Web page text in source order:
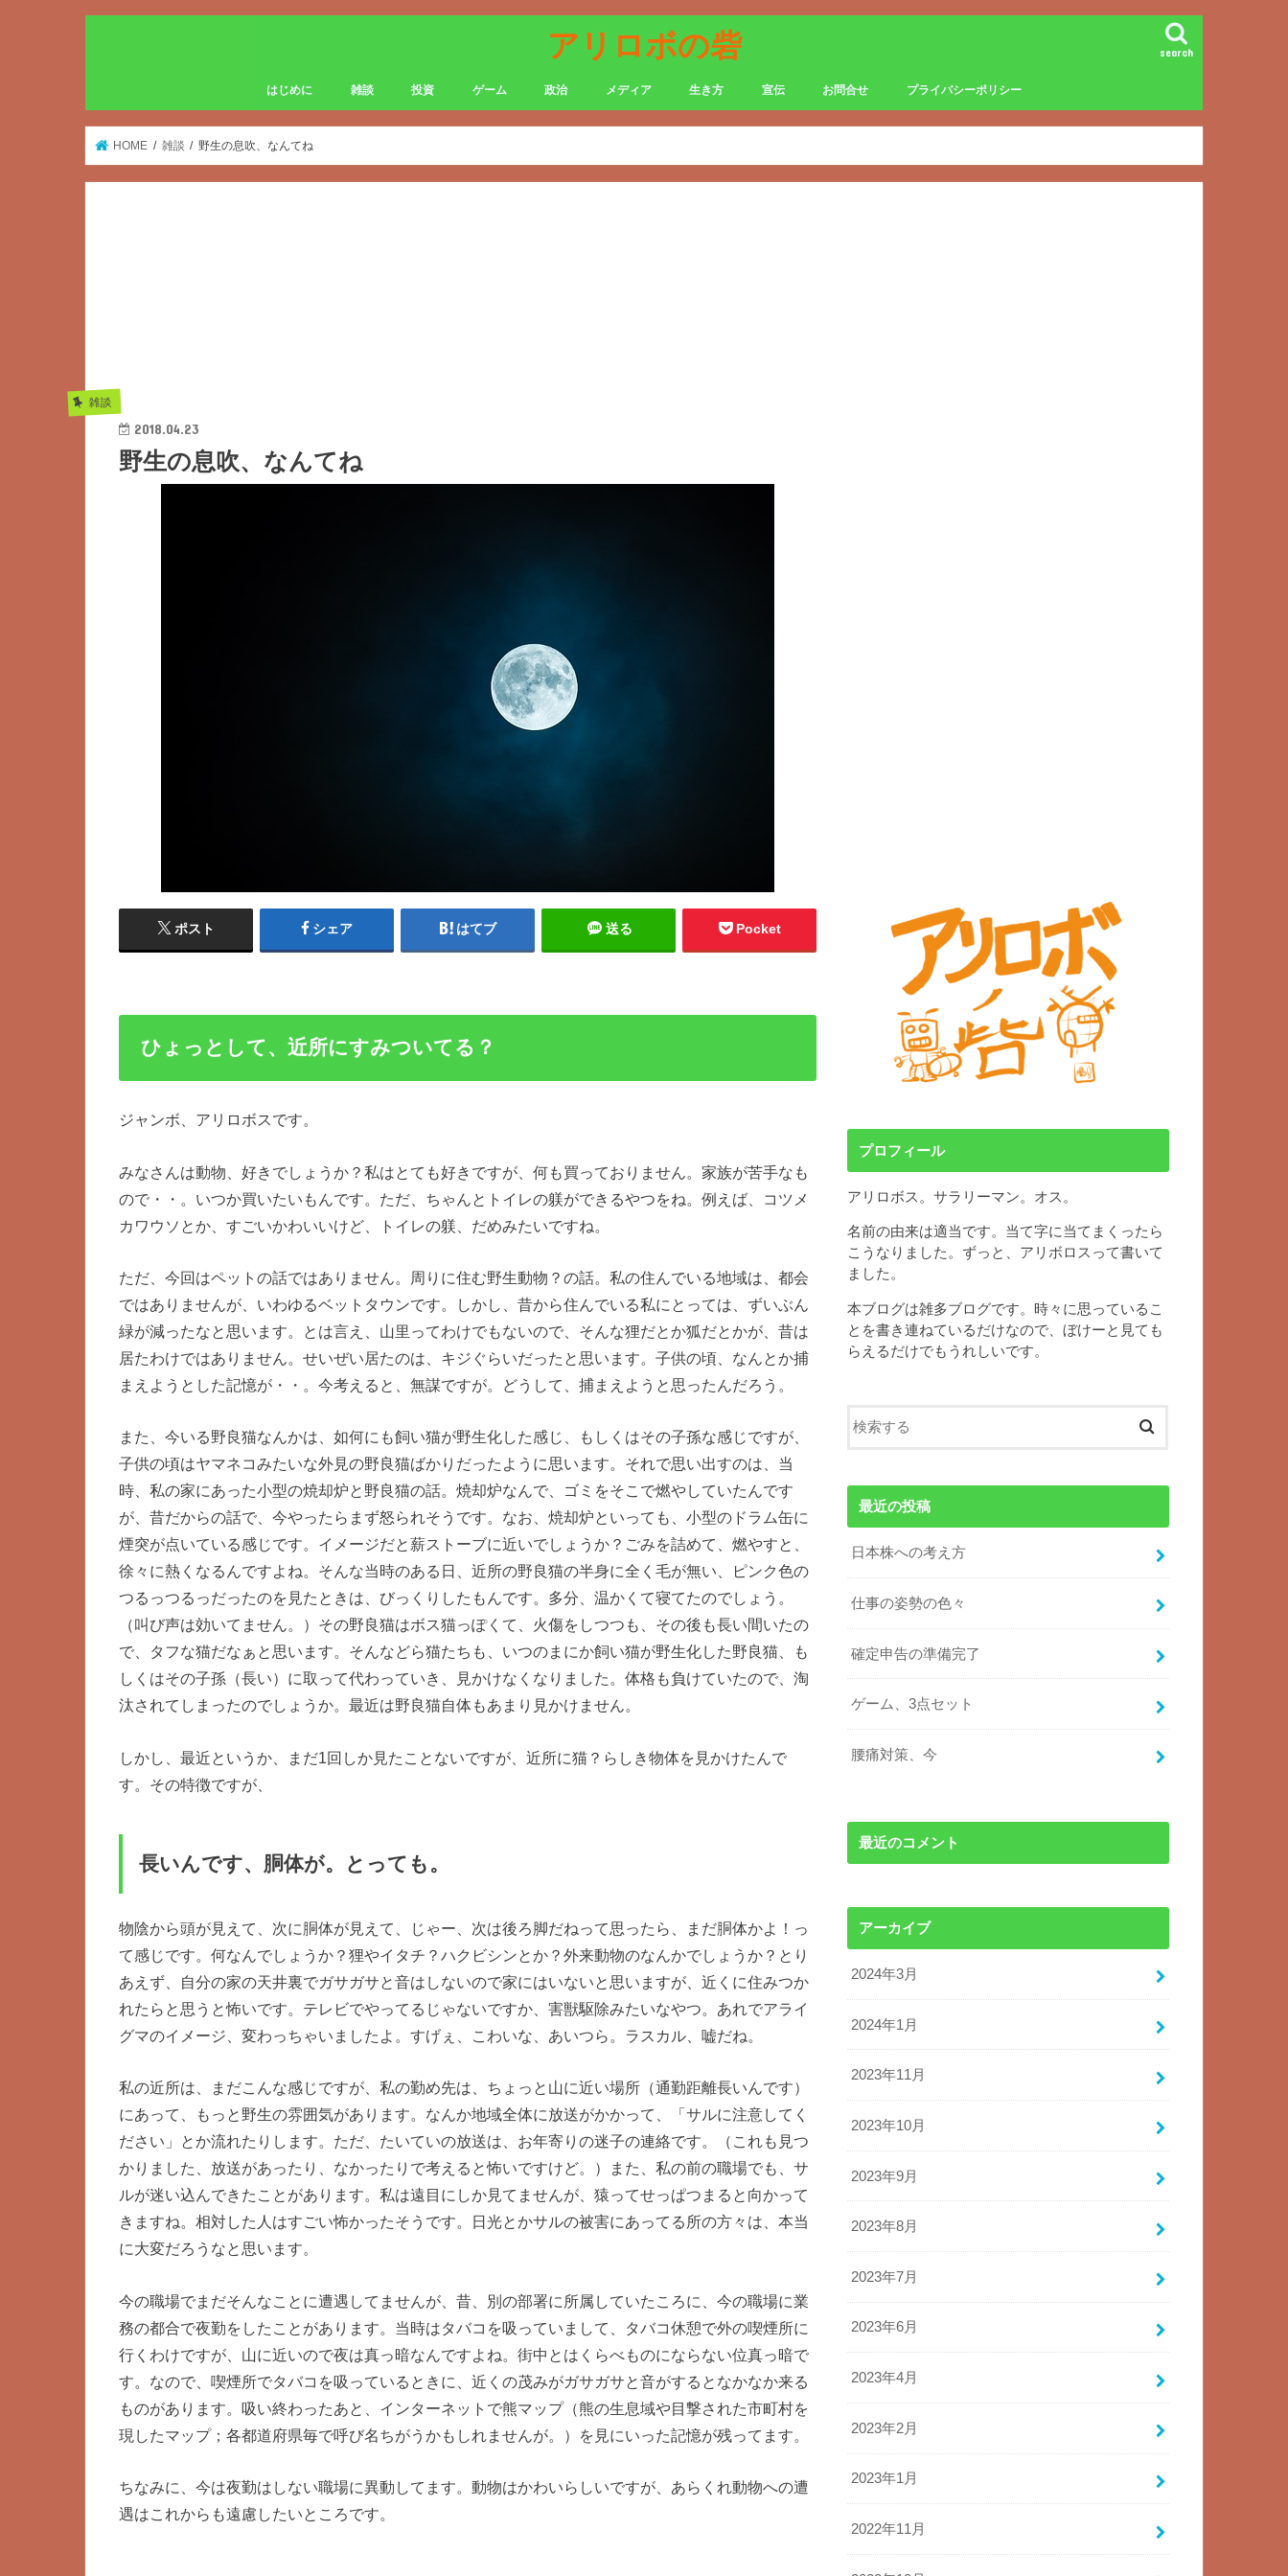
アリロボの砦 search
はじめに 雑談 投資 ゲーム 政治 メディア 生き方 宣伝 お問合せ プライバシーポリシー
HOME 雑談 野生の息吹、なんてね
雑談
2018.04.23
野生の息吹、なんてね
ポスト シェア はてブ 送る Pocket
ひょっとして、近所にすみついてる？
ジャンボ、アリロボスです。
みなさんは動物、好きでしょうか？私はとても好きですが、何も買っておりません。家族が苦手なも
ので・・。いつか買いたいもんです。ただ、ちゃんとトイレの躾ができるやつをね。例えば、コツメ
カワウソとか、すごいかわいいけど、トイレの躾、だめみたいですね。
ただ、今回はペットの話ではありません。周りに住む野生動物？の話。私の住んでいる地域は、都会
ではありませんが、いわゆるベットタウンです。しかし、昔から住んでいる私にとっては、ずいぶん
緑が減ったなと思います。とは言え、山里ってわけでもないので、そんな狸だとか狐だとかが、昔は
居たわけではありません。せいぜい居たのは、キジぐらいだったと思います。子供の頃、なんとか捕
まえようとした記憶が・・。今考えると、無謀ですが。どうして、捕まえようと思ったんだろう。
また、今いる野良猫なんかは、如何にも飼い猫が野生化した感じ、もしくはその子孫な感じですが、
子供の頃はヤマネコみたいな外見の野良猫ばかりだったように思います。それで思い出すのは、当
時、私の家にあった小型の焼却炉と野良猫の話。焼却炉なんで、ゴミをそこで燃やしていたんです
が、昔だからの話で、今やったらまず怒られそうです。なお、焼却炉といっても、小型のドラム缶に
煙突が点いている感じです。イメージだと薪ストーブに近いでしょうか？ごみを詰めて、燃やすと、
徐々に熱くなるんですよね。そんな当時のある日、近所の野良猫の半身に全く毛が無い、ピンク色の
つるっつるっだったのを見たときは、びっくりしたもんです。多分、温かくて寝てたのでしょう。
（叫び声は効いてません。）その野良猫はボス猫っぽくて、火傷をしつつも、その後も長い間いたの
で、タフな猫だなぁと思います。そんなどら猫たちも、いつのまにか飼い猫が野生化した野良猫、も
しくはその子孫（長い）に取って代わっていき、見かけなくなりました。体格も負けていたので、淘
汰されてしまったのでしょうか。最近は野良猫自体もあまり見かけません。
しかし、最近というか、まだ1回しか見たことないですが、近所に猫？らしき物体を見かけたんで
す。その特徴ですが、
長いんです、胴体が。とっても。
物陰から頭が見えて、次に胴体が見えて、じゃー、次は後ろ脚だねって思ったら、まだ胴体かよ！っ
て感じです。何なんでしょうか？狸やイタチ？ハクビシンとか？外来動物のなんかでしょうか？とり
あえず、自分の家の天井裏でガサガサと音はしないので家にはいないと思いますが、近くに住みつか
れたらと思うと怖いです。テレビでやってるじゃないですか、害獣駆除みたいなやつ。あれでアライ
グマのイメージ、変わっちゃいましたよ。すげぇ、こわいな、あいつら。ラスカル、嘘だね。
私の近所は、まだこんな感じですが、私の勤め先は、ちょっと山に近い場所（通勤距離長いんです）
にあって、もっと野生の雰囲気があります。なんか地域全体に放送がかかって、「サルに注意してく
ださい」とか流れたりします。ただ、たいていの放送は、お年寄りの迷子の連絡です。（これも見つ
かりました、放送があったり、なかったりで考えると怖いですけど。）また、私の前の職場でも、サ
ルが迷い込んできたことがあります。私は遠目にしか見てませんが、猿ってせっぱつまると向かって
きますね。相対した人はすごい怖かったそうです。日光とかサルの被害にあってる所の方々は、本当
に大変だろうなと思います。
今の職場でまだそんなことに遭遇してませんが、昔、別の部署に所属していたころに、今の職場に業
務の都合で夜勤をしたことがあります。当時はタバコを吸っていまして、タバコ休憩で外の喫煙所に
行くわけですが、山に近いので夜は真っ暗なんですよね。街中とはくらべものにならない位真っ暗で
す。なので、喫煙所でタバコを吸っているときに、近くの茂みがガサガサと音がするとなかなか来る
ものがあります。吸い終わったあと、インターネットで熊マップ（熊の生息域や目撃された市町村を
現したマップ；各都道府県毎で呼び名ちがうかもしれませんが。）を見にいった記憶が残ってます。
ちなみに、今は夜勤はしない職場に異動してます。動物はかわいらしいですが、あらくれ動物への遭
遇はこれからも遠慮したいところです。
プロフィール
アリロボス。サラリーマン。オス。
名前の由来は適当です。当て字に当てまくったら
こうなりました。ずっと、アリボロスって書いて
ました。
本ブログは雑多ブログです。時々に思っているこ
とを書き連ねているだけなので、ぼけーと見ても
らえるだけでもうれしいです。
最近の投稿
日本株への考え方
仕事の姿勢の色々
確定申告の準備完了
ゲーム、3点セット
腰痛対策、今
最近のコメント
アーカイブ
2024年3月
2024年1月
2023年11月
2023年10月
2023年9月
2023年8月
2023年7月
2023年6月
2023年4月
2023年2月
2023年1月
2022年11月